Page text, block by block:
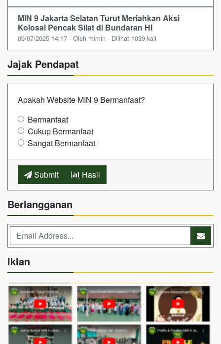
MIN 9 Jakarta Selatan Turut Meriahkan Aksi
Kolosal Pencak Silat di Bundaran HI
09/07/2025 14:17 - Oleh mimin - Dilihat 1039 kali
Jajak Pendapat
Apakah Website MIN 9 Bermanfaat?
Bermanfaat
Cukup Bermanfaat
Sangat Bermanfaat
Submit Hasil
Berlangganan
Iklan